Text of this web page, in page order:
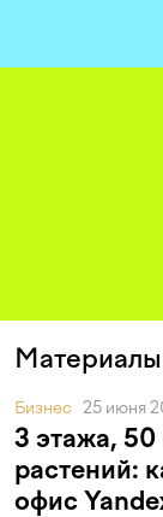
Материалы
Бизнес 25 июня
3 этажа,
растений:
офис